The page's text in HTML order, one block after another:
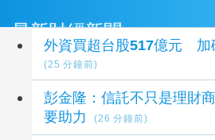
最新財經新聞
外資買超台股517億元 加
(25 分鐘前)
彭金隆：信託不只是理財
要助力
(26 分鐘前)